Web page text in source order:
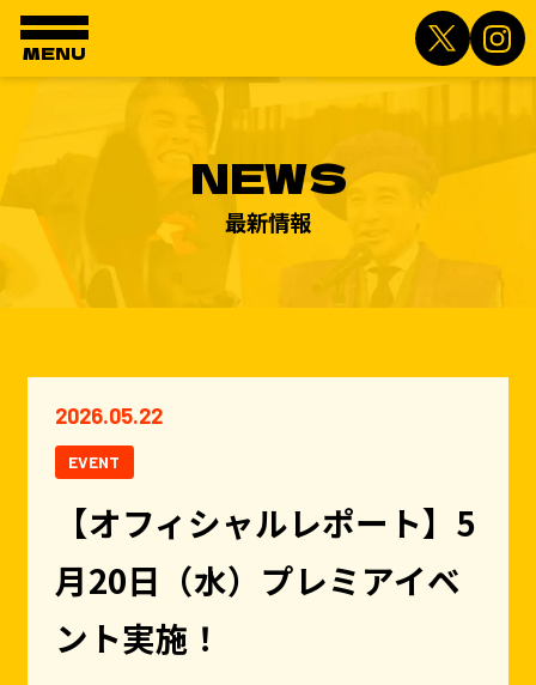
MENU
NEWS
最新情報
2026.05.22
EVENT
【オフィシャルレポート】5
月20日（水）プレミアイベ
ント実施！